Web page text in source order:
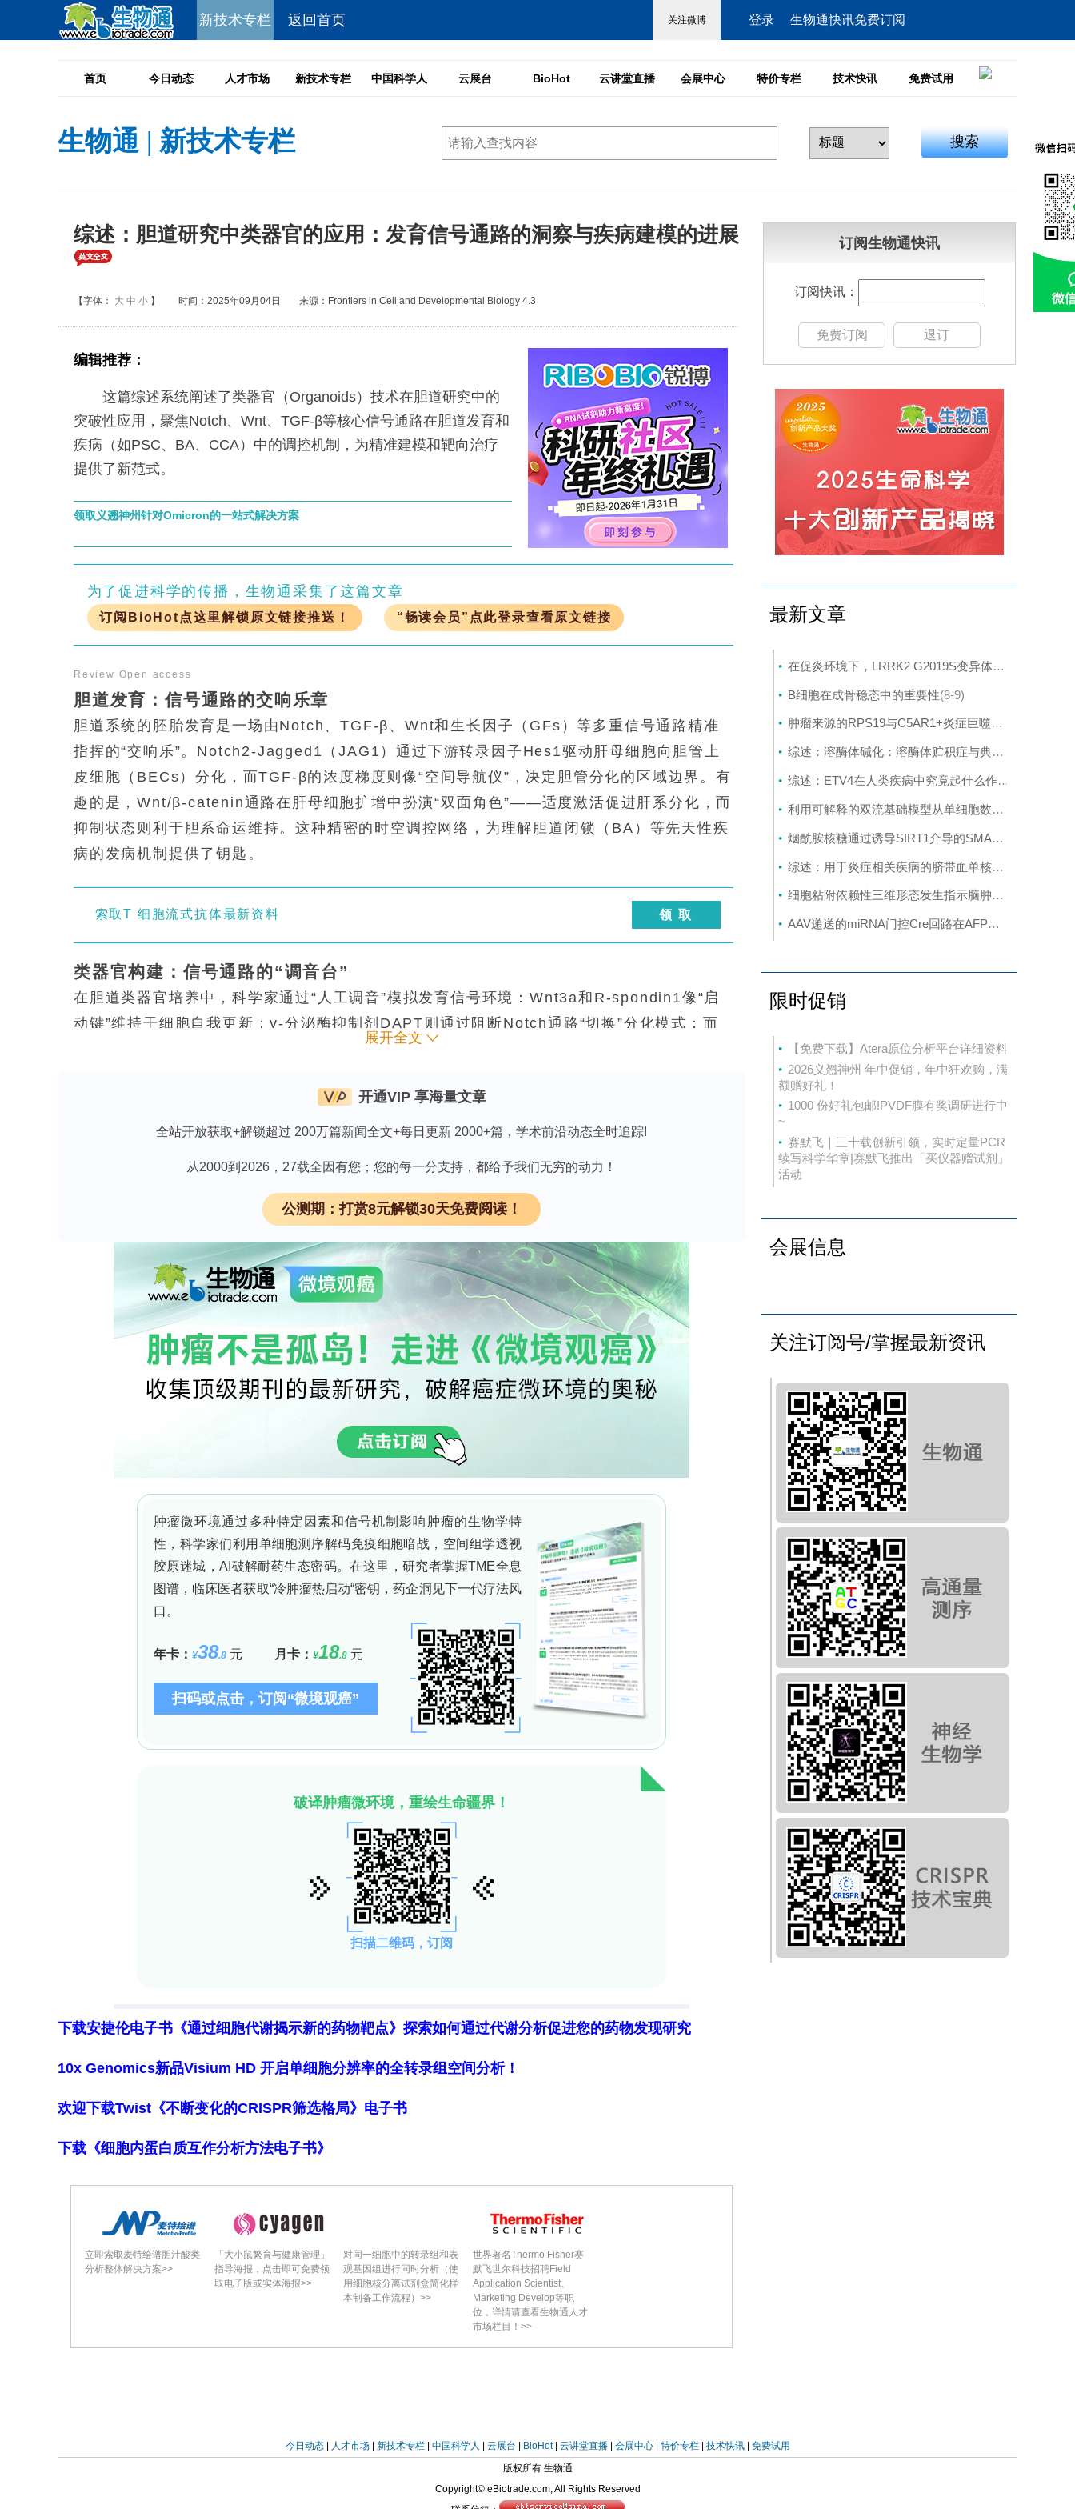
新技术专栏 返回首页 登录 生物通快讯免费订阅
首页 今日动态 人才市场 新技术专栏 中国科学人 云展台 BioHot 云讲堂直播 会展中心 特价专栏 技术快讯 免费试用
生物通 | 新技术专栏 搜索
综述：胆道研究中类器官的应用：发育信号通路的洞察与疾病建模的进展
【字体： 大 中 小 】 时间：2025年09月04日 来源：Frontiers in Cell and Developmental Biology 4.3
编辑推荐：
这篇综述系统阐述了类器官（Organoids）技术在胆道研究中的
突破性应用，聚焦Notch、Wnt、TGF-β等核心信号通路在胆道发育和
疾病（如PSC、BA、CCA）中的调控机制，为精准建模和靶向治疗
提供了新范式。
领取义翘神州针对Omicron的一站式解决方案
为了促进科学的传播，生物通采集了这篇文章
订阅BioHot点这里解锁原文链接推送！ “畅读会员”点此登录查看原文链接
Review Open access
胆道发育：信号通路的交响乐章
胆道系统的胚胎发育是一场由Notch、TGF-β、Wnt和生长因子（GFs）等多重信号通路精准
指挥的“交响乐”。Notch2-Jagged1（JAG1）通过下游转录因子Hes1驱动肝母细胞向胆管上
皮细胞（BECs）分化，而TGF-β的浓度梯度则像“空间导航仪”，决定胆管分化的区域边界。有
趣的是，Wnt/β-catenin通路在肝母细胞扩增中扮演“双面角色”——适度激活促进肝系分化，而
抑制状态则利于胆系命运维持。这种精密的时空调控网络，为理解胆道闭锁（BA）等先天性疾
病的发病机制提供了钥匙。
索取T 细胞流式抗体最新资料 领 取
类器官构建：信号通路的“调音台”
在胆道类器官培养中，科学家通过“人工调音”模拟发育信号环境：Wnt3a和R-spondin1像“启
动键”维持干细胞自我更新；γ-分泌酶抑制剂DAPT则通过阻断Notch通路“切换”分化模式；而
TGF-β抑制剂A83-01如同“暂停键”，防止细胞过早分化。令人惊讶的是，非经典Wnt/PCP通
分子的动态组合，使类器官在体外完美复刻胆管的极性结构和分泌功能。
原发性硬化性胆管炎（PSC） ：类器官模型揭示，PI3K/AKT和Wnt7B通路异常激活如同“失控
的油门”，驱动胆管炎症和纤维化。而FXR-SHP轴则像“刹车系统”，其失调导致胆汁酸淤积。
胆道闭锁（BA）：Notch通路在Klebsiella pneumoniae感染下“黑化”，通过IL-13/TGF-β1
轴诱发纤维化；而AMPK-mTOR信号抑制则让胆管再生“断电”。
Alagille综合征（ALGS）
：JAG1/NOTCH2突变使胆管分支形态发生“停工”，而平面细胞极
性（PCP）通路缺陷则导致管腔结构紊乱，宛如“施工图纸错误”。
胆管癌（CCA）：WNT7B和PI3K/AKT通路像“叛军”，促进肿瘤增殖；而circPCSK6则化
挑战与未来：从“玩具模型”到“全息投影”
来，通过器官芯片（Organ-on-chip）引入流体剪切力、整合单细胞多组学动态监测，或将实
现从“静态模型”到“活体模拟”的飞跃。而针对胆道解剖异质性（如肝内/外胆管差异）定制类器
官亚型，将为精准医疗按下“加速键”。
胆道类器官正从“结构复制器”进化为“信号解码器”，其独特优势在于：既能还原Notch通路在
ALGS中的“功能缺失”，也能捕捉CCA中Wnt通路的“过度活跃”。随着微环境工程和动态调控技
术的发展，这类“微型胆道”将成为破译疾病密码、筛选个体化方案的终极工具。
打赏
展开全文
开通VIP 享海量文章
全站开放获取+解锁超过 200万篇新闻全文+每日更新 2000+篇，学术前沿动态全时追踪!
从2000到2026，27载全因有您；您的每一分支持，都给予我们无穷的动力！
公测期：打赏8元解锁30天免费阅读！
下载安捷伦电子书《通过细胞代谢揭示新的药物靶点》探索如何通过代谢分析促进您的药物发现研究
10x Genomics新品Visium HD 开启单细胞分辨率的全转录组空间分析！
欢迎下载Twist《不断变化的CRISPR筛选格局》电子书
下载《细胞内蛋白质互作分析方法电子书》
立即索取麦特绘谱胆汁酸类
分析整体解决方案>>
「大小鼠繁育与健康管理」
指导海报，点击即可免费领
取电子版或实体海报>>
对同一细胞中的转录组和表
观基因组进行同时分析（使
用细胞核分离试剂盒简化样
本制备工作流程）>>
世界著名Thermo Fisher赛
默飞世尔科技招聘Field
Application Scientist、
Marketing Develop等职
位，详情请查看生物通人才
市场栏目！>>
订阅生物通快讯
订阅快讯：
免费订阅 退订
最新文章
在促炎环境下，LRRK2 G2019S变异体与帕金森病患者髓系细胞中的转录变化相关
B细胞在成骨稳态中的重要性(8-9)
肿瘤来源的RPS19与C5AR1+炎症巨噬细胞相互作用，促使星形胶质细胞重编程并推动胶质母细胞瘤的进展
综述：溶酶体碱化：溶酶体贮积症与典型神经退行性疾病中的共同机制
综述：ETV4在人类疾病中究竟起什么作用：新的功能、机制及治疗前景
利用可解释的双流基础模型从单细胞数据中揭示生物学奥秘
烟酰胺核糖通过诱导SIRT1介导的SMAD7去乙酰化以及激活TGF-β/SMAD2/3信号通路，促进人类脂肪干细胞的成软骨分化
综述：用于炎症相关疾病的脐带血单核细胞：免疫调节机制、临床证据及转化应用前景的综述
细胞粘附依赖性三维形态发生指示脑肿瘤侵袭性和化疗敏感性：球形腔培养研究
AAV递送的miRNA门控Cre回路在AFP活性的肝肿瘤模型中实现可编程的基因激活
限时促销
【免费下载】Atera原位分析平台详细资料
2026义翘神州 年中促销，年中狂欢购，满
额赠好礼！
1000 份好礼包邮!PVDF膜有奖调研进行中
~
赛默飞｜三十载创新引领，实时定量PCR
续写科学华章|赛默飞推出「买仪器赠试剂」
活动
会展信息
关注订阅号/掌握最新资讯
今日动态| 人才市场| 新技术专栏| 中国科学人 云展台 BioHot| 云讲堂直播| 会展中心| 特价专栏| 技术快讯| 免费试用
版权所有 生物通
Copyright© eBiotrade.com, All Rights Reserved